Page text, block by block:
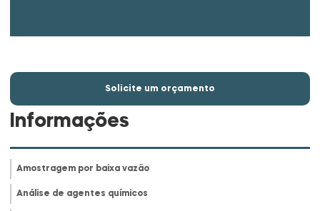
Solicite um orçamento
Informações
Amostragem por baixa vazão
Análise de agentes químicos